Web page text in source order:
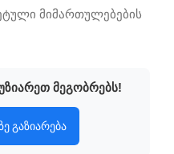
მიმართულებების
მეგობრებს!
გაზიარება